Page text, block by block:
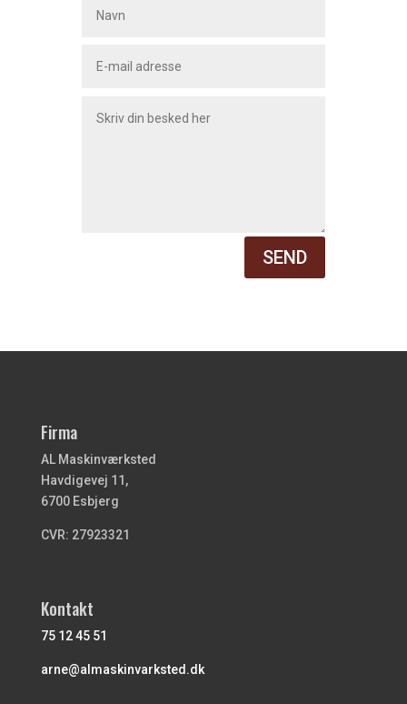
SEND
Firma
AL Maskinværksted
Havdigevej 11,
6700 Esbjerg
CVR: 27923321
Kontakt
75 12 45 51
arne@almaskinvarksted.dk